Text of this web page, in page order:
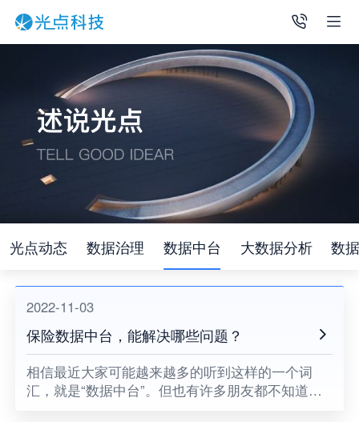
光点动态 数据治理 数据中台 大数据分析 数
2022-11-03
保险数据中台，能解决哪些问题？
相信最近大家可能越来越多的听到这样的一个词
汇，就是“数据中台”。但也有许多朋友都不知道什